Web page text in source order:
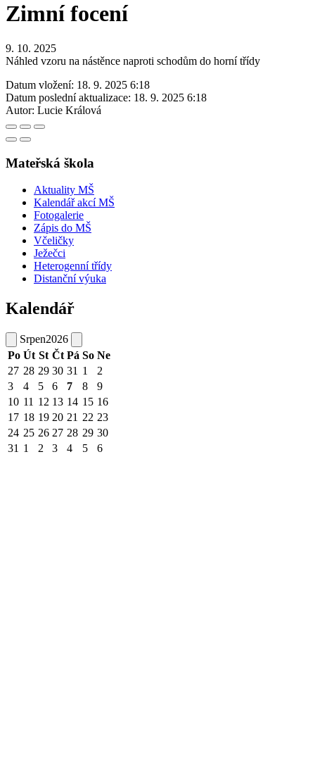
Zimní focení
9. 10. 2025
Náhled vzoru na nástěnce naproti schodům do horní třídy
Datum vložení: 18. 9. 2025 6:18
Datum poslední aktualizace: 18. 9. 2025 6:18
Autor: Lucie Králová
Mateřská škola
Aktuality MŠ
Kalendář akcí MŠ
Fotogalerie
Zápis do MŠ
Včeličky
Ježečci
Heterogenní třídy
Distanční výuka
Kalendář
Srpen2026
Po Út St Čt Pá So Ne
27 28 29 30 31 1
2
3
4 5 6 7 8
9
10 11 12 13 14 15 16
17 18 19 20 21 22 23
24 25 26 27 28 29 30
31 1 2 3 4 5 6